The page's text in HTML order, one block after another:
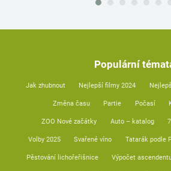
Populární
Jak zhubnout Nejlepší filmy 2024
Změna času Partie Počasí
ZOO Nové začátky Auto – katalog
Volby 2025 Svařené víno Tatarák podle
Pěstování lichořeřišnice Výpočet